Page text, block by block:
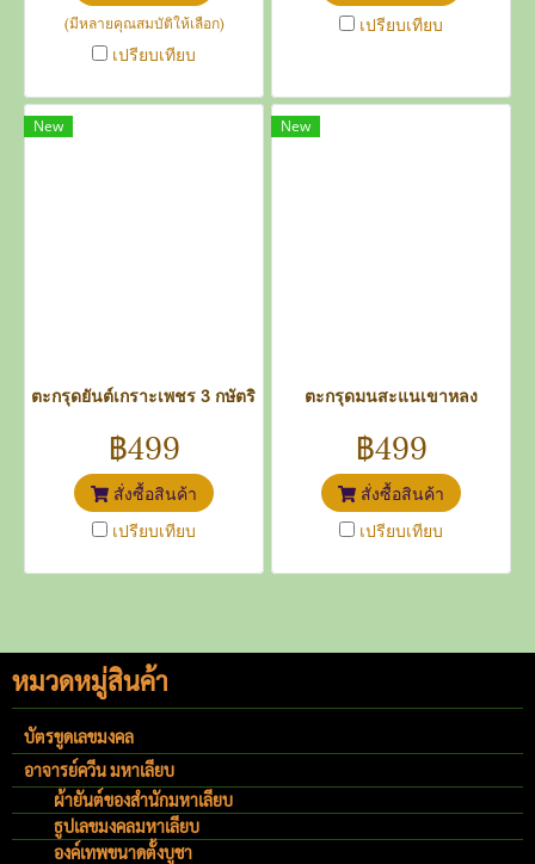
(มีหลายคุณสมบัติให้เลือก)
เปรียบเทียบ
เปรียบเทียบ
New
ตะกรุดยันต์เกราะเพชร 3 กษัตริย์
฿499
สั่งซื้อสินค้า
เปรียบเทียบ
New
ตะกรุดมนสะแนเขาหลง
฿499
สั่งซื้อสินค้า
เปรียบเทียบ
หมวดหมู่สินค้า
บัตรขูดเลขมงคล
อาจารย์ควีน มหาเลียบ
ผ้ายันต์ของสำนักมหาเลียบ
ธูปเลขมงคลมหาเลียบ
องค์เทพขนาดตั้งบูชา